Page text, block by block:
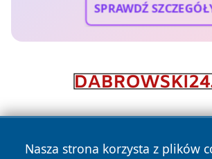
SPRAWDŹ
Nasza strona korzysta z plików